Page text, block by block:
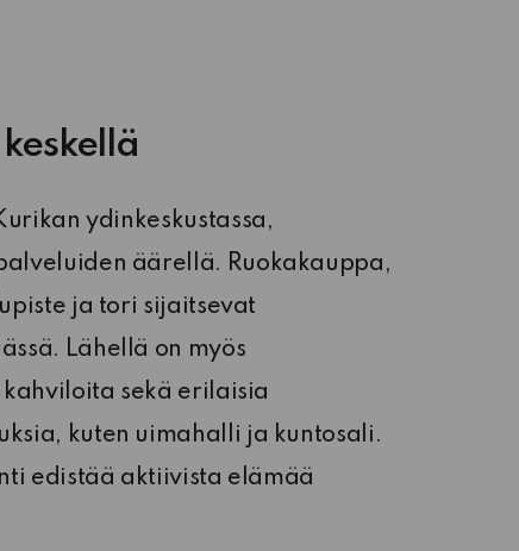
ydinkeskustassa,
äärellä. Ruokakauppa,
ja tori sijaitsevat
Lähellä on myös
sekä erilaisia
kuten uimahalli ja kuntosali.
edistää aktiivista elämää